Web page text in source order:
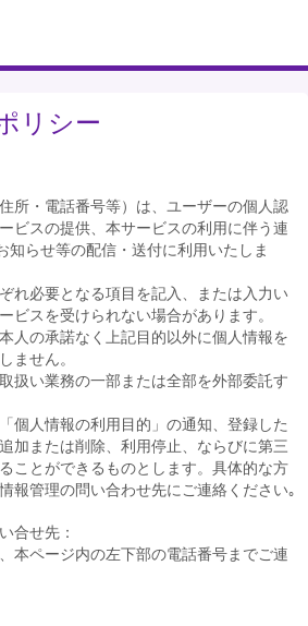
リシー
所・電話番号等）は、ユーザーの個人認
ビスの提供、本サービスの利用に伴う連
らせ等の配信・送付に利用いたしま
れ必要となる項目を記入、または入力い
ビスを受けられない場合があります。
人の承諾なく上記目的以外に個人情報を
ません。
扱い業務の一部または全部を外部委託す
個人情報の利用目的」の通知、登録した
加または削除、利用停止、ならびに第三
ことができるものとします。具体的な方
報管理の問い合わせ先にご連絡ください｡
合せ先：
本ページ内の左下部の電話番号までご連